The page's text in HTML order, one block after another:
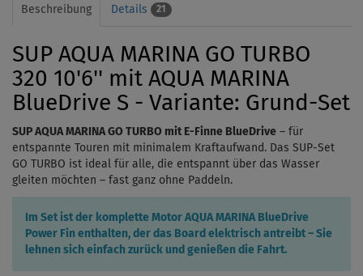
Beschreibung Details 21
SUP AQUA MARINA GO TURBO
320 10'6'' mit AQUA MARINA
BlueDrive S - Variante: Grund-Set
SUP AQUA MARINA GO TURBO mit E-Finne BlueDrive – für
entspannte Touren mit minimalem Kraftaufwand. Das SUP-Set
GO TURBO ist ideal für alle, die entspannt über das Wasser
gleiten möchten – fast ganz ohne Paddeln.
Im Set ist der komplette Motor AQUA MARINA BlueDrive
Power Fin enthalten, der das Board elektrisch antreibt – Sie
lehnen sich einfach zurück und genießen die Fahrt.